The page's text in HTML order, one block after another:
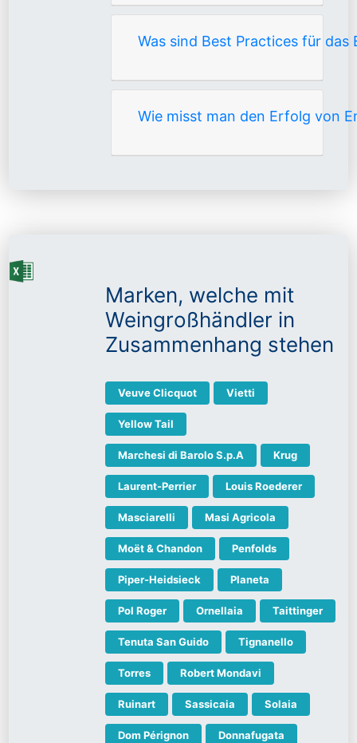
Was sind Best Practices für
Wie misst man den Erfolg von
Marken, welche mit
Weingroßhändler in
Zusammenhang stehen
Veuve Clicquot Vietti
Yellow Tail
Marchesi di Barolo S.p.A Krug
Laurent-Perrier Louis Roederer
Masciarelli Masi Agricola
Moët & Chandon Penfolds
Piper-Heidsieck Planeta
Pol Roger Ornellaia Taittinger
Tenuta San Guido Tignanello
Torres Robert Mondavi
Ruinart Sassicaia Solaia
Dom Pérignon Donnafugata